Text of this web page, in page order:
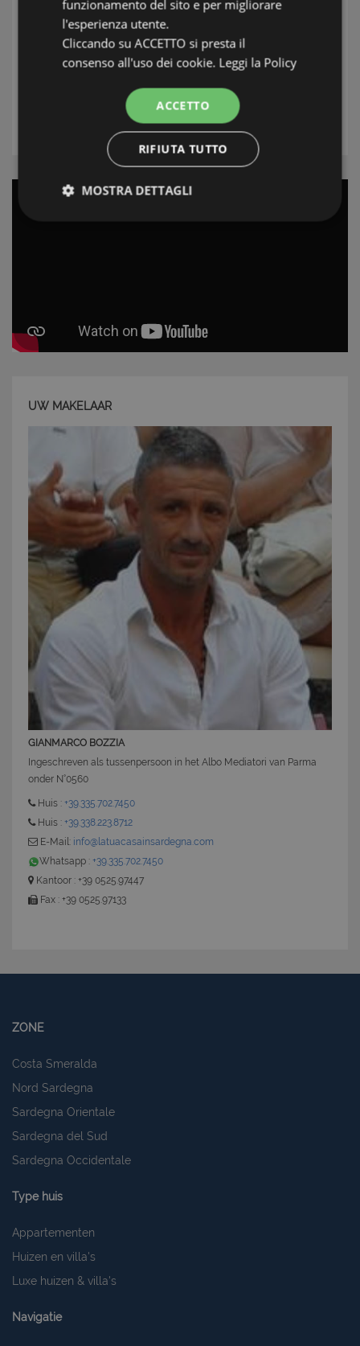
ZOEK
UW MAKELAAR
GIANMARCO BOZZIA
Ingeschreven als tussenpersoon in het Albo Mediatori van Parma
onder N°0560
Huis : +39.335.702.7450
Huis : +39.338.223.8712
E-Mail: info@latuacasainsardegna.com
Whatsapp : +39.335.702.7450
Kantoor : +39 0525.97447
Fax : +39 0525.97133
ZONE
Costa Smeralda
Nord Sardegna
Sardegna Orientale
Sardegna del Sud
Sardegna Occidentale
Type huis
Appartementen
Huizen en villa's
Luxe huizen & villa's
Navigatie
funzionamento del sito e per migliorare
l'esperienza utente.
Cliccando su ACCETTO si presta il
consenso all'uso dei cookie. Leggi la Policy
ACCETTO
RIFIUTA TUTTO
MOSTRA DETTAGLI
Strettamente necessari e Statistiche
non può essere utilizzato correttamente senza i
Provider/
PHP.net
www.latuacasainsardegna.com
Sessione